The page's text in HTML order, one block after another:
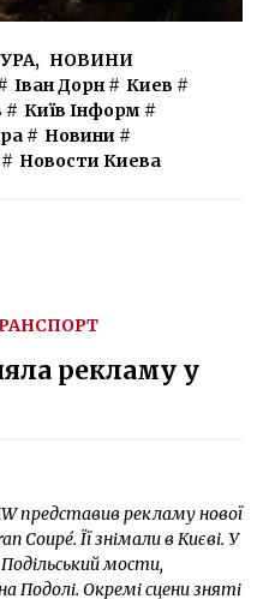
, НОВИНИ
Іван Дорн# Киев #
# Київ Інформ #
# Новини #
# Новости Киева
рекламу у
представив рекламу нової
Coupé. Її знімали в Києві. У
мости,
Окремі сцени зняті